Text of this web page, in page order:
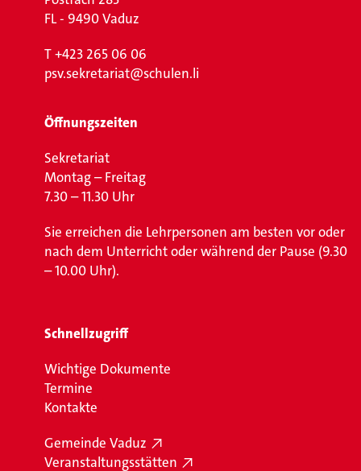
FL - 9490 Vaduz
T+423 265 06 06
psv.sekretariat@schulen.li
Öffnungszeiten
Sekretariat
Montag – Freitag
7.30 – 11.30 Uhr
Sie erreichen die Lehrpersonen am besten vor oder
nach dem Unterricht oder während der Pause (9.30
– 10.00 Uhr).
Schnellzugriff
Wichtige Dokumente
Termine
Kontakte
Gemeinde Vaduz
Veranstaltungsstätten